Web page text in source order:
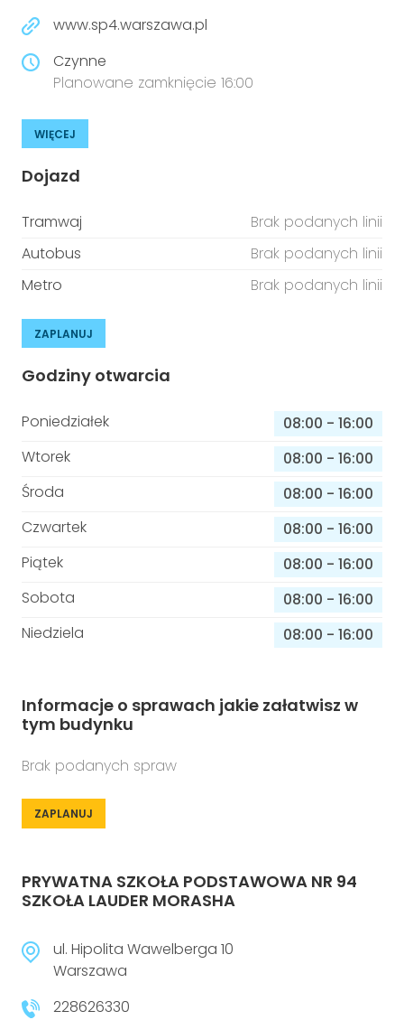
www.sp4.warszawa.pl
Czynne
Planowane zamknięcie 16:00
WIĘCEJ
Dojazd
Tramwaj
Brak podanych linii
Autobus
Brak podanych linii
Metro
Brak podanych linii
ZAPLANUJ
Godziny otwarcia
Poniedziałek 08:00 - 16:00
Wtorek
08:00 - 16:00
Środa
08:00 - 16:00
Czwartek
08:00 - 16:00
Piątek
08:00 - 16:00
Sobota
08:00 - 16:00
Niedziela
08:00 - 16:00
Informacje o sprawach jakie załatwisz w
tym budynku
Brak podanych spraw
ZAPLANUJ
PRYWATNA SZKOŁA PODSTAWOWA NR 94
SZKOŁA LAUDER MORASHA
ul. Hipolita Wawelberga 10
Warszawa
228626330